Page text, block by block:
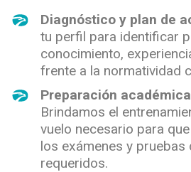
Diagnóstico y plan de
tu perfil para identificar
conocimiento,
frente a la normatividad
Preparación
Brindamos el
vuelo necesario para
los exámenes y pruebas
requeridos.